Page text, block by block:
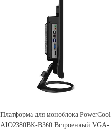
Платформа для моноблока PowerCool
AIO2380BK-B360 Встроенный VGA-